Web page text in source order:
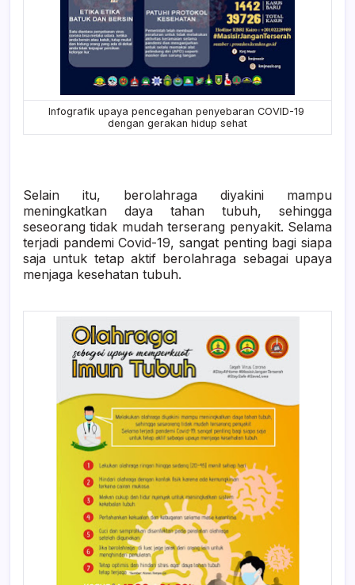
Infografik upaya pencegahan penyebaran COVID-19
dengan gerakan hidup sehat
Selain itu, berolahraga diyakini mampu
meningkatkan daya tahan tubuh, sehingga
seseorang tidak mudah terserang penyakit. Selama
terjadi pandemi Covid-19, sangat penting bagi siapa
saja untuk tetap aktif berolahraga sebagai upaya
menjaga kesehatan tubuh.